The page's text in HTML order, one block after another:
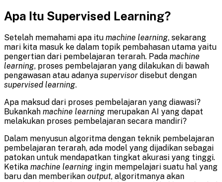
Apa Itu Supervised Learning?
Setelah memahami apa itu machine learning, sekarang
mari kita masuk ke dalam topik pembahasan utama yaitu
pengertian dari pembelajaran terarah. Pada machine
learning, proses pembelajaran yang dilakukan di bawah
pengawasan atau adanya supervisor disebut dengan
supervised learning.
Apa maksud dari proses pembelajaran yang diawasi?
Bukankah machine learning merupakan AI yang dapat
melakukan proses pembelajaran secara mandiri?
Dalam menyusun algoritma dengan teknik pembelajaran
pembelajaran terarah, ada model yang dijadikan sebagai
patokan untuk mendapatkan tingkat akurasi yang tinggi.
Ketika machine learning ingin mempelajari suatu hal yang
baru dan memberikan output, algoritmanya akan